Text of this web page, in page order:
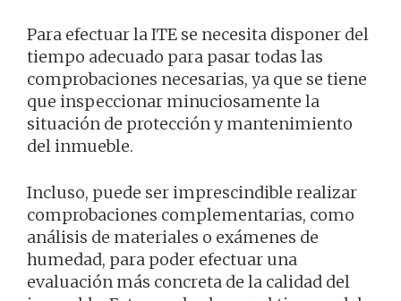
Para efectuar la ITE se necesita disponer del
tiempo adecuado para pasar todas las
comprobaciones necesarias, ya que se tiene
que inspeccionar minuciosamente la
situación de protección y mantenimiento
del inmueble.
Incluso, puede ser imprescindible realizar
comprobaciones complementarias, como
análisis de materiales o exámenes de
humedad, para poder efectuar una
evaluación más concreta de la calidad del